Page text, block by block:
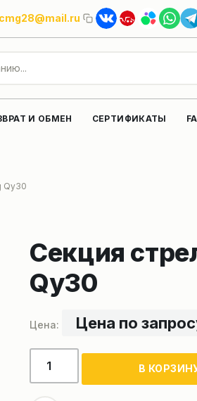
И ОБМЕН СЕРТИФИКАТЫ
Qy30
Секция
Qy30
Цена по
Количество
товара
В